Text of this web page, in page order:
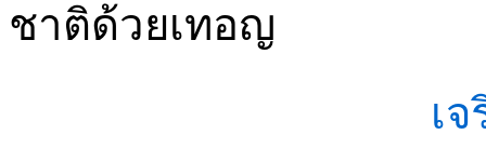
ชาติด้วยเทอญ
เ